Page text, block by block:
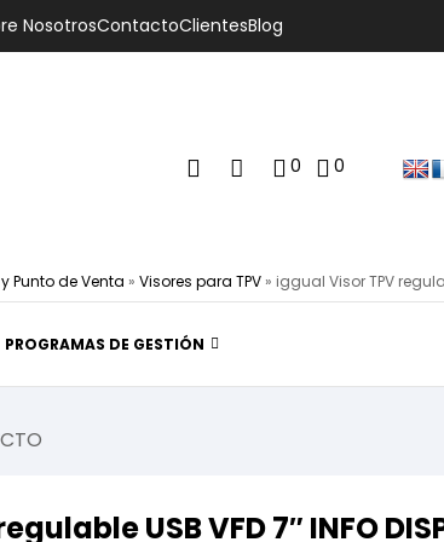
NosotrosContactoClientesBlog
0 0
y Punto de Venta » Visores para TPV » iggual Visor TPV
PROGRAMAS DE GESTIÓN
USB VFD 7″ INFO